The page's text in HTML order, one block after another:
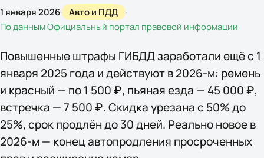
1 января 2026· Авто и ПДД
·
По даннымОфициальный портал правовой информации
Повышенные штрафы ГИБДД заработали ещё с 1
января 2025 года и действуют в 2026-м: ремень
и красный — по 1 500 ₽, пьяная езда — 45 000 ₽,
встречка — 7 500 ₽. Скидка урезана с 50% до
25%, срок продлён до 30 дней. Реально новое в
2026-м — конец автопродления просроченных